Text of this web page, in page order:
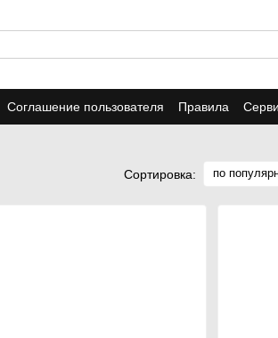
Соглашение пользователя Правила
Сортировка: по